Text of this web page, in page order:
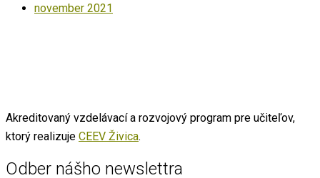
november 2021
Akreditovaný vzdelávací a rozvojový program pre učiteľov,
ktorý realizuje CEEV Živica.
Odber nášho newslettra